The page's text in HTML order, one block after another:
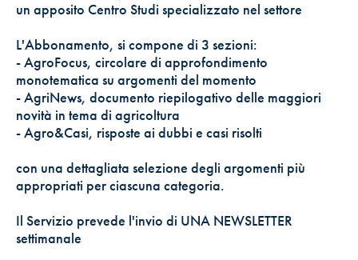
un apposito Centro Studi specializzato nel settore
L'Abbonamento, si compone di 3 sezioni:
- AgroFocus, circolare di approfondimento
monotematica su argomenti del momento
- AgriNews, documento riepilogativo delle maggiori
novità in tema di agricoltura
- Agro&Casi, risposte ai dubbi e casi risolti
con una dettagliata selezione degli argomenti più
appropriati per ciascuna categoria.
Il Servizio prevede l'invio di UNA NEWSLETTER
settimanale